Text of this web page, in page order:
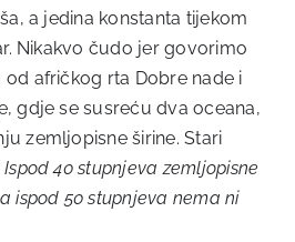
a jedina konstanta tijekom
Nikakvo čudo jer govorimo
afričkog rta Dobre nade i
gdje se susreću dva oceana,
zemljopisne širine. Stari
Ispod 40 stupnjeva zemljopisne
ispod 50 stupnjeva nema ni